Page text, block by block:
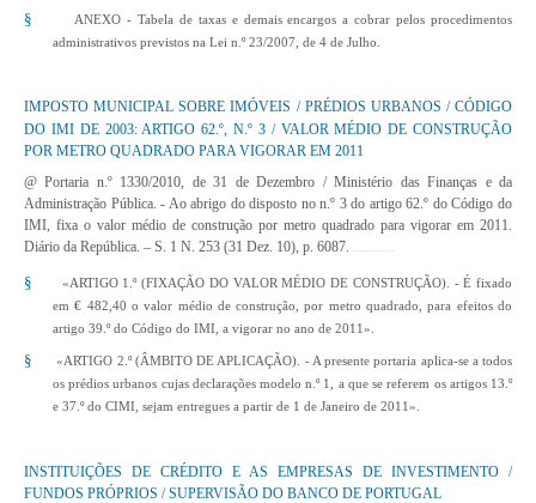
§
ANEXO - Tabela de taxas e demais encargos a cobrar pelos procedimentos
administrativos previstos na Lei n.º 23/2007, de 4 de Julho.
IMPOSTO MUNICIPAL SOBRE IMÓVEIS / PRÉDIOS URBANOS / CÓDIGO
DO IMIDE 2003: ARTIGO 62.º, N.º 3 / VALOR MÉDIO DE CONSTRUÇÃO
POR METRO QUADRADO PARA VIGORAR EM 2011
@ Portaria n.º 1330/2010, de 31 de Dezembro / Ministério das Finanças e da
Administração Pública. - Ao abrigo do disposto no n.º 3 do artigo 62.º do Código do
IMI, fixa o valor médio de construção por metro quadrado para vigorar em 2011.
Diário da República. – S. 1 N. 253 (31 Dez. 10), p. 6087.
§
«ARTIGO 1.º (FIXAÇÃO DO VALOR MÉDIO DE CONSTRUÇÃO). - É fixado
em € 482,40 o valor médio de construção, por metro quadrado, para efeitos do
artigo 39.º do Código do IMI, a vigorar no ano de 2011».
§
«ARTIGO 2.º (ÂMBITO DE APLICAÇÃO). - A presente portaria aplica-se a todos
os prédios urbanos cujas declarações modelo n.º 1, a que se referem os artigos 13.º
e 37.º do CIMI, sejam entregues a partir de 1 de Janeiro de 2011».
INSTITUIÇÕES DE CRÉDITO E AS EMPRESAS DE INVESTIMENTO /
FUNDOS PRÓPRIOS / SUPERVISÃO DO BANCO DE PORTUGAL